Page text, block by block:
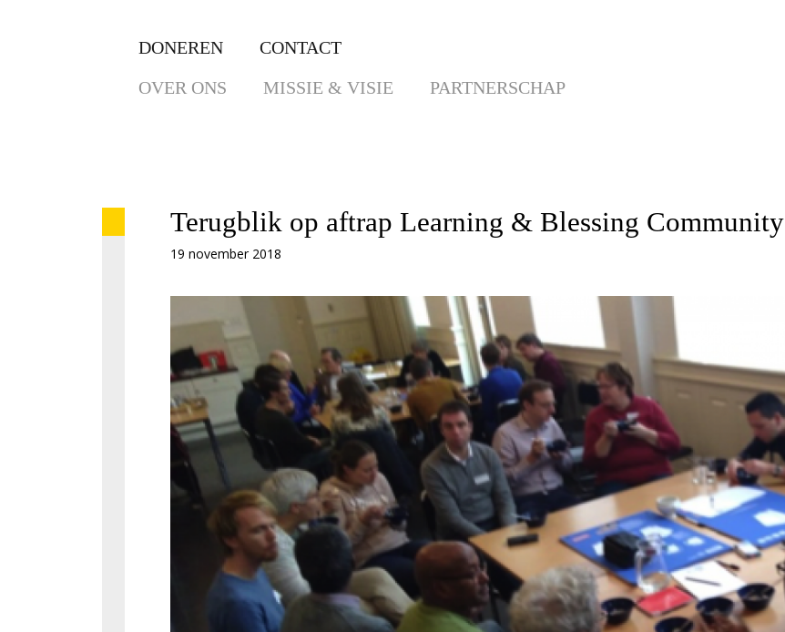
DONEREN
CONTACT
OVER ONS
MISSIE & VISIE PARTNERSCHAP
Terugblik op aftrap Learning & Blessing Community
19 november 2018